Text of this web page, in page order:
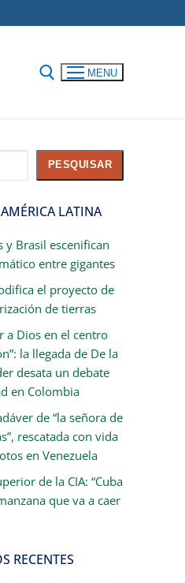
MENU
PESQUISAR
LATINA
y Brasil escenifican
entre gigantes
el proyecto de
de tierras
a Dios en el centro
la llegada de De la
desata un debate
en Colombia
de “la señora de
rescatada con vida
en Venezuela
de la CIA: “Cuba
que va a caer
RECENTES